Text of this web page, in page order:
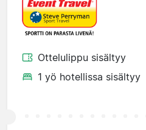
Ottelulippu sisältyy
1 yö hotellissa sisältyy